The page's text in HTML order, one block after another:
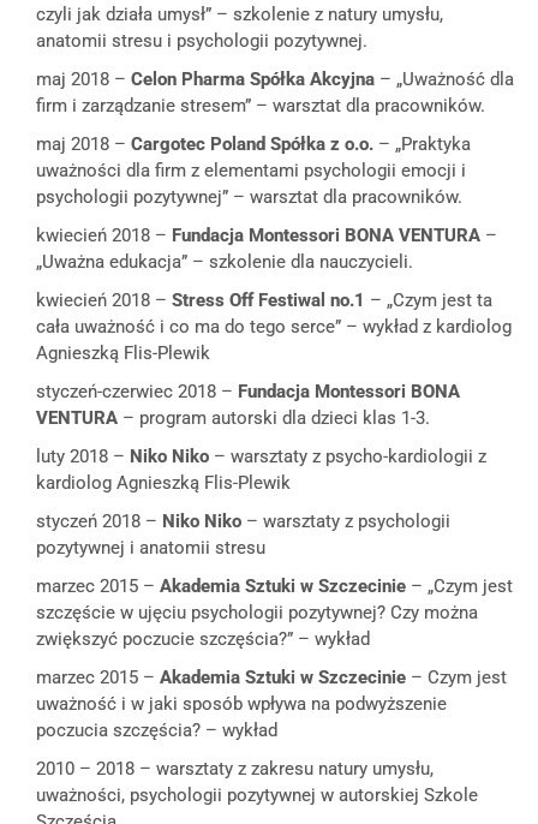
czyli jak działa umysł” – szkolenie z natury umysłu,
anatomii stresu i psychologii pozytywnej.
maj 2018 – Celon Pharma Spółka Akcyjna – „Uważność dla
firm i zarządzanie stresem” – warsztat dla pracowników.
maj 2018 – Cargotec Poland Spółka z o.o. – „Praktyka
uważności dla firm z elementami psychologii emocji i
psychologii pozytywnej” – warsztat dla pracowników.
kwiecień 2018 – Fundacja Montessori BONA VENTURA –
„Uważna edukacja” – szkolenie dla nauczycieli.
kwiecień 2018 – Stress Off Festiwal no.1 – „Czym jest ta
cała uważność i co ma do tego serce” – wykład z kardiolog
Agnieszką Flis-Plewik
styczeń-czerwiec 2018 – Fundacja Montessori BONA
VENTURA – program autorski dla dzieci klas 1-3.
luty 2018 – Niko Niko – warsztaty z psycho-kardiologii z
kardiolog Agnieszką Flis-Plewik
styczeń 2018 – Niko Niko – warsztaty z psychologii
pozytywnej i anatomii stresu
marzec 2015 – Akademia Sztuki w Szczecinie – „Czym jest
szczęście w ujęciu psychologii pozytywnej? Czy można
zwiększyć poczucie szczęścia?” – wykład
marzec 2015 – Akademia Sztuki w Szczecinie – Czym jest
uważność i w jaki sposób wpływa na podwyższenie
poczucia szczęścia? – wykład
2010 – 2018 – warsztaty z zakresu natury umysłu,
uważności, psychologii pozytywnej w autorskiej Szkole